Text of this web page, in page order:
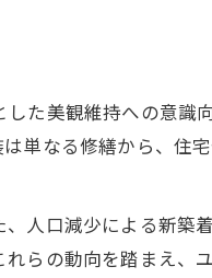
た美観維持への意識
単なる修繕から、住
人口減少による新築
らの動向を踏まえ、